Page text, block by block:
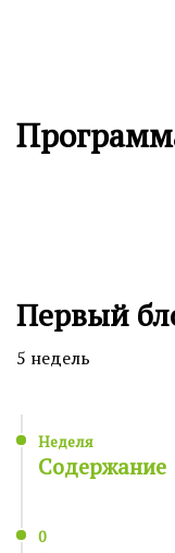
Первый
5 недель
Неделя
Содержание
0